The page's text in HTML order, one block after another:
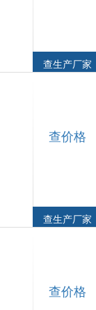
查生产厂家
查价格
查生产厂家
查价格